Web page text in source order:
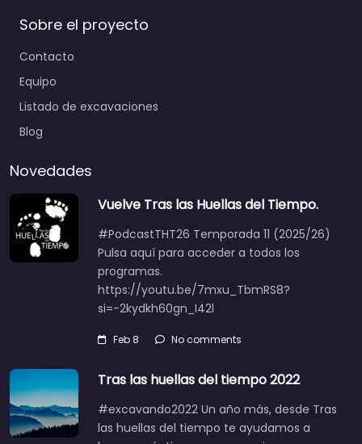
Sobre el proyecto
Contacto
Equipo
Listado de excavaciones
Blog
Novedades
Vuelve Tras las Huellas del Tiempo.
#PodcastTHT26 Temporada 11 (2025/26)
Pulsa aquí para acceder a todos los
programas.
https://youtu.be/7mxu_TbmRS8?
si=-2kydkh60gn_I42l
Feb 8 No comments
Tras las huellas del tiempo 2022
#excavando2022 Un año más, desde Tras
las huellas del tiempo te ayudamos a